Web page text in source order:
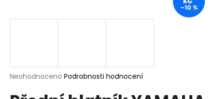
Průměrné
produktu
Neohodnoceno Podrobnosti hodnocení
–10 %
j
?